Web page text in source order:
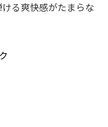
る爽快感がたまらな